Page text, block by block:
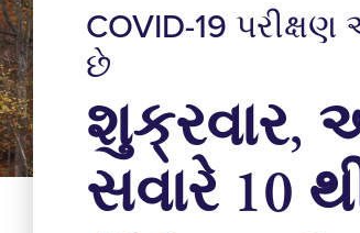
COVID-19
છે
શુક્રવાર,
સવારે 10